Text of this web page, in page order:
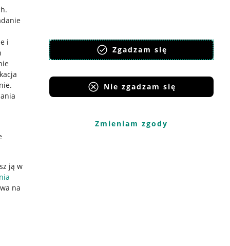
.
i
.
ją w
na
Zgadzam się
Nie zgadzam się
Zmieniam zgody